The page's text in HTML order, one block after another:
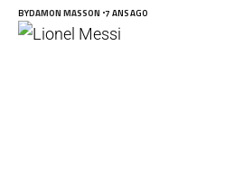
BYDAMON MASSON 7 ANS AGO